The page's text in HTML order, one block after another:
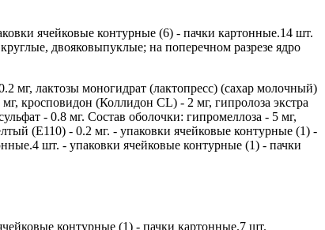
ячейковые контурные (6) - пачки картонные.14 шт.
двояковыпуклые; на поперечном разрезе ядро
мг, лактозы моногидрат (лактопресс) (сахар молочный)
кросповидон (Коллидон CL) - 2 мг, гипролоза экстра
- 0.8 мг. Состав оболочки: гипромеллоза - 5 мг,
(Е110) - 0.2 мг. - упаковки ячейковые контурные (1) -
шт. - упаковки ячейковые контурные (1) - пачки
контурные (1) - пачки картонные.7 шт.